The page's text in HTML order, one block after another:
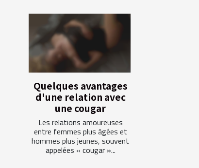
Quelques avantages
d'une relation avec
une cougar
Les relations amoureuses
entre femmes plus âgées et
hommes plus jeunes, souvent
appelées « cougar »...